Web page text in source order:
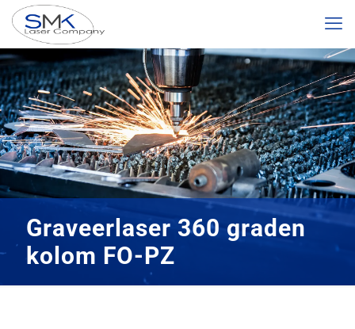
Graveerlaser 360 graden
kolom FO-PZ